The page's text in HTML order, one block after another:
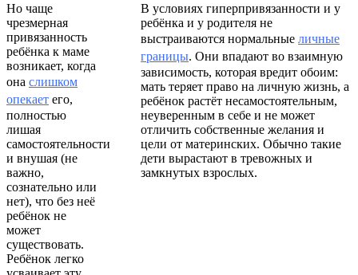
Но чаще
чрезмерная
привязанность
ребёнка к маме
возникает, когда
она слишком
опекает его,
полностью
лишая
самостоятельности
и внушая (не
важно,
сознательно или
нет), что без неё
ребёнок не
может
существовать.
Ребёнок легко
В условиях гиперпривязанности и у
ребёнка и у родителя не
выстраиваются нормальные личные
границы. Они впадают во взаимную
зависимость, которая вредит обоим:
мать теряет право на личную жизнь, а
ребёнок растёт несамостоятельным,
неуверенным в себе и не может
отличить собственные желания и
цели от материнских. Обычно такие
дети вырастают в тревожных и
замкнутых взрослых.